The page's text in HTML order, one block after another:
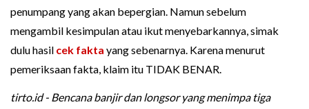
penumpang yang akan bepergian. Namun sebelum
mengambil kesimpulan atau ikut menyebarkannya, simak
dulu hasil cek fakta yang sebenarnya. Karena menurut
pemeriksaan fakta, klaim itu TIDAK BENAR.
tirto.id - Bencana banjir dan longsor yang menimpa tiga